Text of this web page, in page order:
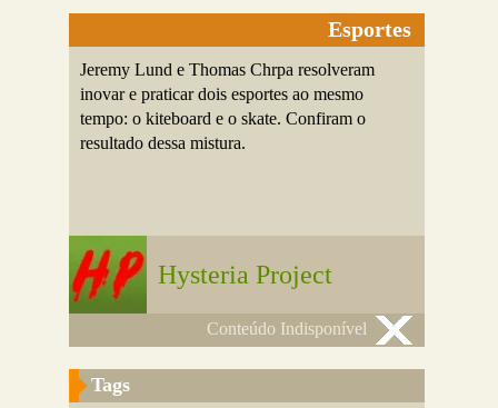
Esportes
Jeremy Lund e Thomas Chrpa resolveram
inovar e praticar dois esportes ao mesmo
tempo: o kiteboard e o skate. Confiram o
resultado dessa mistura.
Hysteria Project
Conteúdo Indisponível
Tags